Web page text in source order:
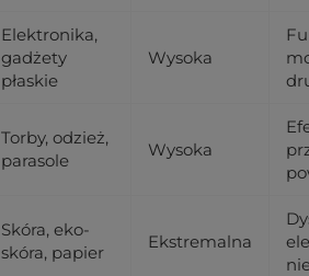
Elektronika,
gadżety
płaskie
Wysoka
Torby, odzież,
parasole
Wysoka
Skóra, eko-
skóra, papier
Ekstremalna